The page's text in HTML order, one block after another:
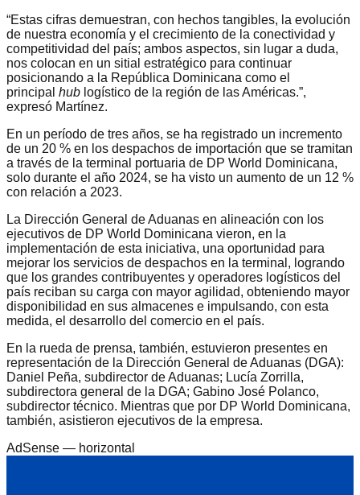
“Estas cifras demuestran, con hechos tangibles, la evolución
de nuestra economía y el crecimiento de la conectividad y
competitividad del país; ambos aspectos, sin lugar a duda,
nos colocan en un sitial estratégico para continuar
posicionando a la República Dominicana como el
principal hub logístico de la región de las Américas.”,
expresó Martínez.
En un período de tres años, se ha registrado un incremento
de un 20 % en los despachos de importación que se tramitan
a través de la terminal portuaria de DP World Dominicana,
solo durante el año 2024, se ha visto un aumento de un 12 %
con relación a 2023.
La Dirección General de Aduanas en alineación con los
ejecutivos de DP World Dominicana vieron, en la
implementación de esta iniciativa, una oportunidad para
mejorar los servicios de despachos en la terminal, logrando
que los grandes contribuyentes y operadores logísticos del
país reciban su carga con mayor agilidad, obteniendo mayor
disponibilidad en sus almacenes e impulsando, con esta
medida, el desarrollo del comercio en el país.
En la rueda de prensa, también, estuvieron presentes en
representación de la Dirección General de Aduanas (DGA):
Daniel Peña, subdirector de Aduanas; Lucía Zorrilla,
subdirectora general de la DGA; Gabino José Polanco,
subdirector técnico. Mientras que por DP World Dominicana,
también, asistieron ejecutivos de la empresa.
AdSense — horizontal